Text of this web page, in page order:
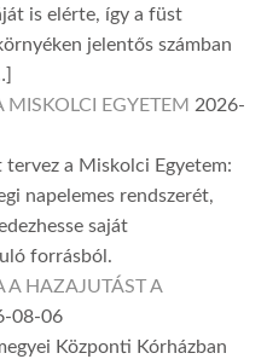
is elérte, így a füst
jelentős számban
EGYETEM 2026-
a Miskolci Egyetem:
napelemes rendszerét,
saját
forrásból.
A HAZAJUTÁST A
08-06
Központi Kórházban